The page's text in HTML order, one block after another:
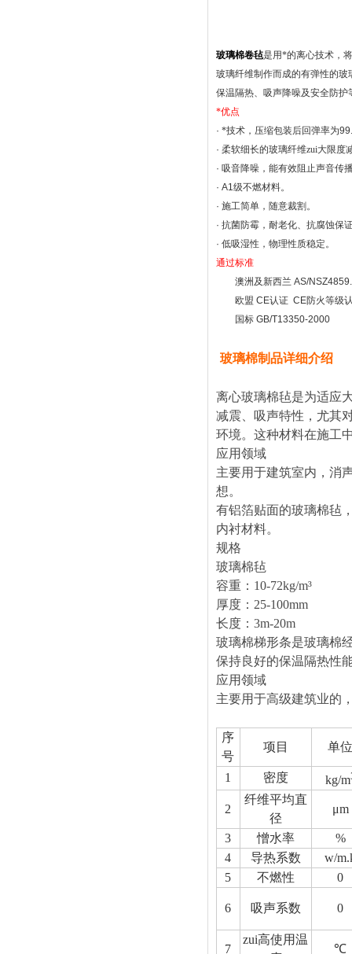
玻璃棉卷毡是用*的离心技术，
玻璃纤维制作而成的有弹性的
保温隔热、吸声降噪及安全防
*优点
· *技术，压缩包装后回弹率为
· 柔软细长的玻璃纤维zui大限度
· 吸音降噪，能有效阻止声音传
· A1级不燃材料。
· 施工简单，随意裁割。
· 抗菌防霉，耐老化、抗腐蚀保
· 低吸湿性，物理性质稳定。
通过标准
澳洲及新西兰 AS/
欧盟 CE认证 CE防火等级
国标 GB/T13350-2000
玻璃棉制品详细介绍
离心玻璃棉毡是为适应
减震、吸声特性，尤其
环境。这种材料在施工
应用领域
主要用于建筑室内，消
想。
有铝箔贴面的玻璃棉毡
内衬材料。
规格
玻璃棉毡
容重： 10-72kg/m³
厚度： 25-100mm
长度：
玻璃棉梯形条是玻璃棉
保持良好的保温隔热性
应用领域
主要用于高级建筑业的
序
号
项目 单
1 密度 kg/m
2
纤维平均直
径
μm
3 憎水率
%
4
导热系数
w/
5
不燃性 0
6 吸声系数 0
7
zui高使用温
℃